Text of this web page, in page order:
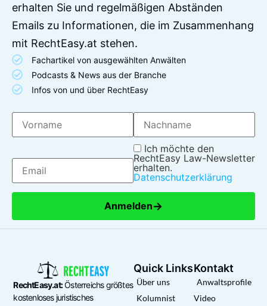
erhalten Sie und regelmäßigen Abständen
Emails zu Informationen, die im Zusammenhang
mit RechtEasy.at stehen.
Fachartikel von ausgewählten Anwälten
Podcasts & News aus der Branche
Infos von und über RechtEasy
Ich möchte den
RechtEasy Law-Newsletter
erhalten.
Datenschutzerklärung
Anmelden→
RechtEasy.at:Österreichs größtes
kostenloses juristisches
Quick Links
Über uns
Kolumnist
Kontakt
Anwaltsprofile
Video